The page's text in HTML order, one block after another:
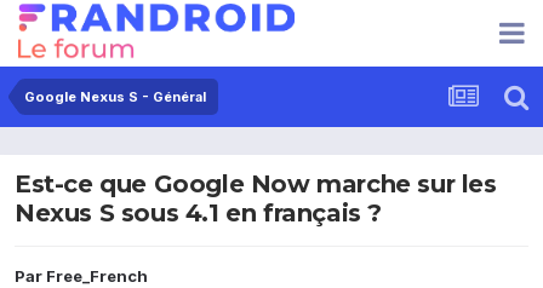
Google Nexus S - Général
Est-ce que Google Now marche sur les
Nexus S sous 4.1 en français ?
Par Free_French